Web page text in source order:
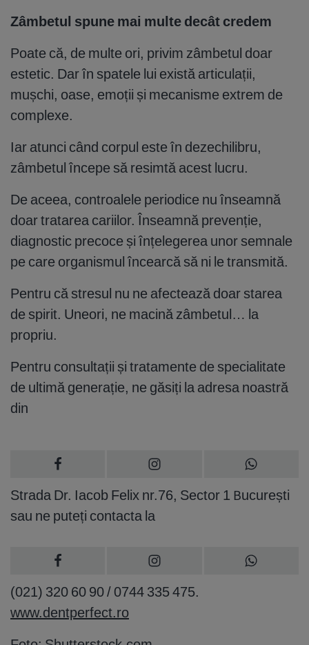
Zâmbetul spune mai multe decât credem
Poate că, de multe ori, privim zâmbetul doar
estetic. Dar în spatele lui există articulații,
mușchi, oase, emoții și mecanisme extrem de
complexe.
Iar atunci când corpul este în dezechilibru,
zâmbetul începe să resimtă acest lucru.
De aceea, controalele periodice nu înseamnă
doar tratarea cariilor. Înseamnă prevenție,
diagnostic precoce și înțelegerea unor semnale
pe care organismul încearcă să ni le transmită.
Pentru că stresul nu ne afectează doar starea
de spirit. Uneori, ne macină zâmbetul… la
propriu.
Pentru consultații și tratamente de specialitate
de ultimă generație, ne găsiți la adresa noastră
din
Strada Dr. Iacob Felix nr.76, Sector 1 București
sau ne puteți contacta la
(021) 320 60 90 / 0744 335 475.
www.dentperfect.ro